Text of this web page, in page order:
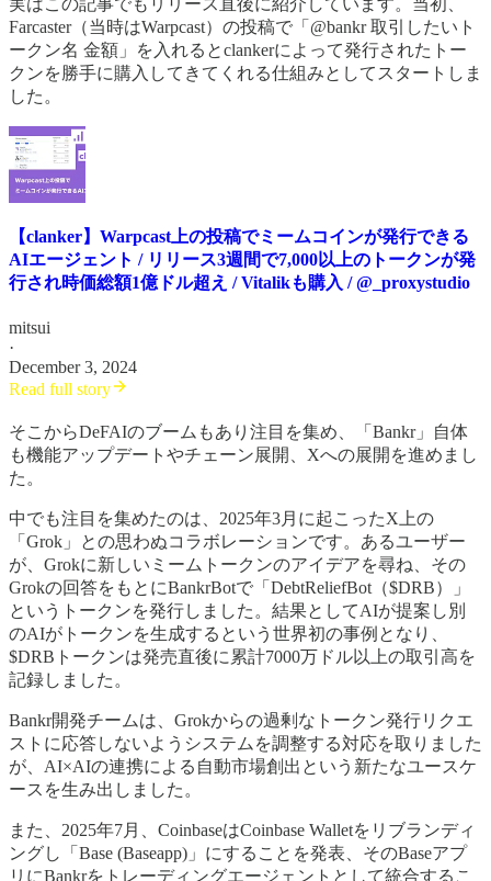
Farcaster（当時はWarpcast）の投稿で「@bankr 取引したいト
ークン名 金額」を入れるとclankerによって発行されたトー
クンを勝手に購入してきてくれる仕組みとしてスタートしま
した。
【clanker】Warpcast上の投稿でミームコインが発行できる
AIエージェント / リリース3週間で7,000以上のトークンが発
行され時価総額1億ドル超え / Vitalikも購入 / @_proxystudio
mitsui
·
December 3, 2024
Read full story
そこからDeFAIのブームもあり注目を集め、「Bankr」自体
も機能アップデートやチェーン展開、Xへの展開を進めまし
た。
中でも注目を集めたのは、2025年3月に起こったX上の
「Grok」との思わぬコラボレーションです。あるユーザー
が、Grokに新しいミームトークンのアイデアを尋ね、その
Grokの回答をもとにBankrBotで「DebtReliefBot（$DRB）」
というトークンを発行しました。結果としてAIが提案し別
のAIがトークンを生成するという世界初の事例となり、
$DRBトークンは発売直後に累計7000万ドル以上の取引高を
記録しました。
Bankr開発チームは、Grokからの過剰なトークン発行リクエ
ストに応答しないようシステムを調整する対応を取りました
が、AI×AIの連携による自動市場創出という新たなユースケ
ースを生み出しました。
また、2025年7月、CoinbaseはCoinbase Walletをリブランディ
ングし「Base (Baseapp)」にすることを発表、そのBaseアプ
リにBankrをトレーディングエージェントとして統合するこ